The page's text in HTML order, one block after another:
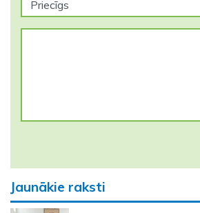
Jaunākie raksti